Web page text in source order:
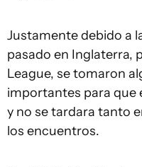
Justamente debido a
pasado en Inglaterra,
League, se tomaron
importantes para que
y no se tardara tanto
los encuentros.